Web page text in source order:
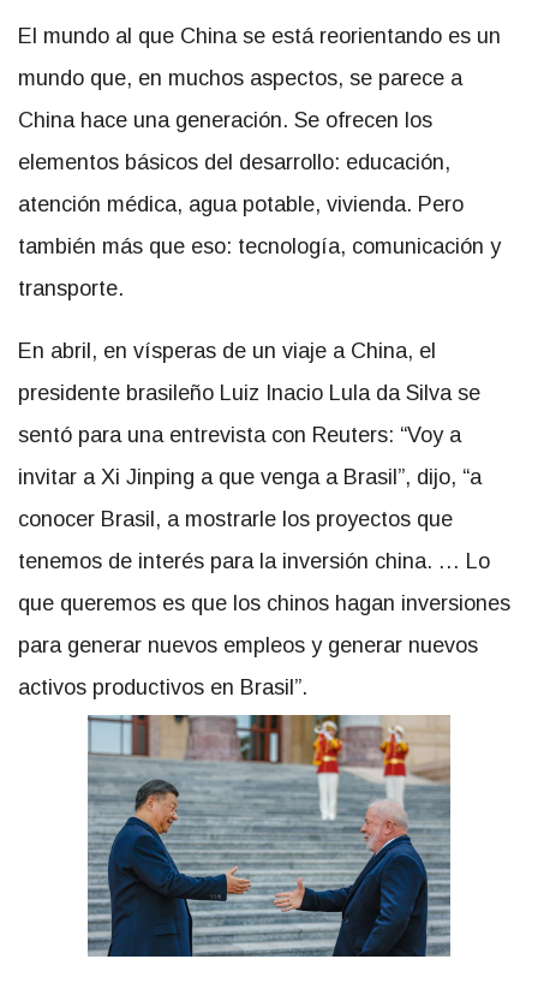
El mundo al que China se está reorientando es un
mundo que, en muchos aspectos, se parece a
China hace una generación. Se ofrecen los
elementos básicos del desarrollo: educación,
atención médica, agua potable, vivienda. Pero
también más que eso: tecnología, comunicación y
transporte.
En abril, en vísperas de un viaje a China, el
presidente brasileño Luiz Inacio Lula da Silva se
sentó para una entrevista con Reuters: “Voy a
invitar a Xi Jinping a que venga a Brasil”, dijo, “a
conocer Brasil, a mostrarle los proyectos que
tenemos de interés para la inversión china. … Lo
que queremos es que los chinos hagan inversiones
para generar nuevos empleos y generar nuevos
activos productivos en Brasil”.